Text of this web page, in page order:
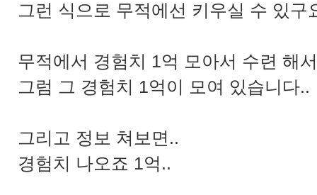
그런 식으로 무적에선 키우실 수 있구
무적에서 경험치 1억 모아서 수련 해
그럼 그 경험치 1억이 모여 있습니다..
그리고 정보 쳐보면..
경험치 나오죠 1억..